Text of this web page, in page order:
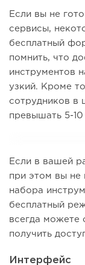
Если вы не
сервисы,
бесплатный
помнить, что
инструментов
узкий. Кроме
сотрудников в
превышать 5-10
Если в вашей
при этом вы не
набора
бесплатный
всегда можете
получить
Интерфейс